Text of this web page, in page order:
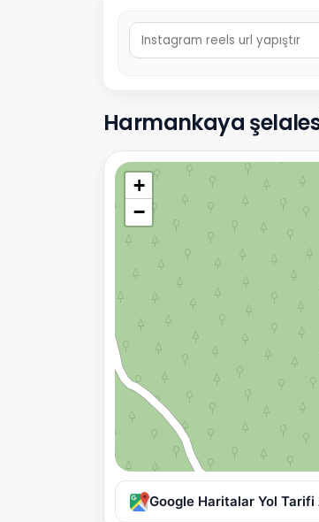
Harmankaya
+
−
Google Haritalar Yol Tarifi